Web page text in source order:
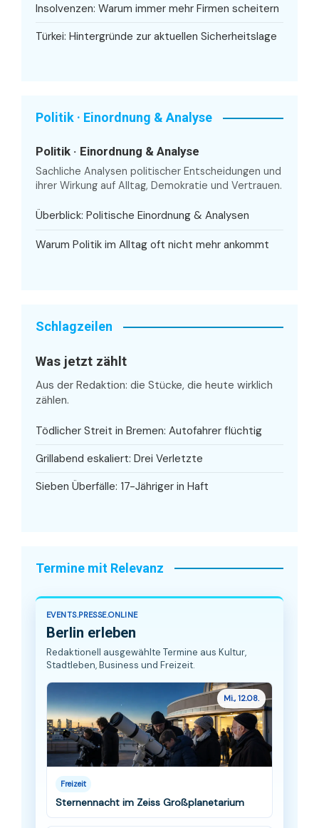
Insolvenzen: Warum immer mehr Firmen scheitern
Türkei: Hintergründe zur aktuellen Sicherheitslage
Politik · Einordnung & Analyse
Politik · Einordnung & Analyse
Sachliche Analysen politischer Entscheidungen und
ihrer Wirkung auf Alltag, Demokratie und Vertrauen.
Überblick: Politische Einordnung & Analysen
Warum Politik im Alltag oft nicht mehr ankommt
Schlagzeilen
Was jetzt zählt
Aus der Redaktion: die Stücke, die heute wirklich
zählen.
Tödlicher Streit in Bremen: Autofahrer flüchtig
Grillabend eskaliert: Drei Verletzte
Sieben Überfälle: 17-Jähriger in Haft
Termine mit Relevanz
EVENTS.PRESSE.ONLINE
Berlin erleben
Redaktionell ausgewählte Termine aus Kultur,
Stadtleben, Business und Freizeit.
Mi., 12.08.
Freizeit
Sternennacht im Zeiss Großplanetarium